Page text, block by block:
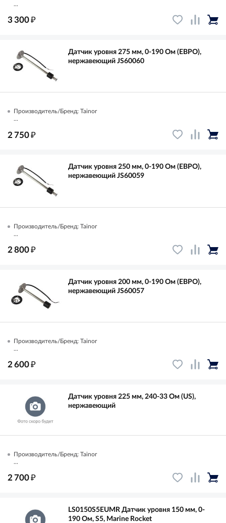
...
3 300₽
Датчик уровня 275 мм, 0-190 Ом (ЕВРО),
нержавеющий JS60060
Производитель/Бренд: Tainor
...
2 750₽
Датчик уровня 250 мм, 0-190 Ом (ЕВРО),
нержавеющий JS60059
Производитель/Бренд: Tainor
...
2 800₽
Датчик уровня 200 мм, 0-190 Ом (ЕВРО),
нержавеющий JS60057
Производитель/Бренд: Tainor
...
2 600₽
Датчик уровня 225 мм, 240-33 Ом (US),
нержавеющий
Производитель/Бренд: Tainor
...
2 700₽
LS0150S5EUMR Датчик уровня 150 мм, 0-
190 Ом, S5, Marine Rocket